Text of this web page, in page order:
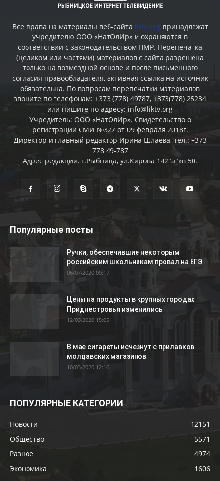
Все права на материалы веб-сайта liktv.org принадлежат
учредителю ООО «НатОлИр» и охраняются в
соответствии с законодательством ПМР. Перепечатка
(целиком или частями) материалов c сайта разрешена
только на возмездной основе и после письменного
согласия правообладателя, активная ссылка на источник
обязательна. По вопросам перепечатки материалов
звоните по телефонам: +373 (778) 49787, +373(778) 25234
или пишите по адресу: info@liktv.org
Учредитель: ООО «НатОлИр». Свидетельство о
регистрации СМИ №327 от 09 февраля 2018г.
Директор и главный редактор Ирина Шлаева, тел.: +373
778 49-787
Адрес редакции: г.Рыбница, ул.Кирова 142"а"кв 50.
Популярные посты
Ручки, обеспечившие некоторым
российским школьникам провал на ЕГЭ
06/07/2020 09:17
Цены на продукты в крупных городах
Приднестровья изменились
12/03/2020 15:05
В мае сигареты исчезнут с прилавков
молдавских магазинов
10/03/2020 12:16
ПОПУЛЯРНЫЕ КАТЕГОРИИ
Новости
12151
Общество
5571
Разное
4974
Экономика
1606